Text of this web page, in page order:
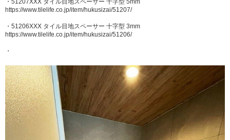
・51207XXX タイル目地スペーサー 十字型 5mm
https://www.tilelife.co.jp/item/hukusizai/51207/
・51206XXX タイル目地スペーサー 十字型 3mm
https://www.tilelife.co.jp/item/hukusizai/51206/
・